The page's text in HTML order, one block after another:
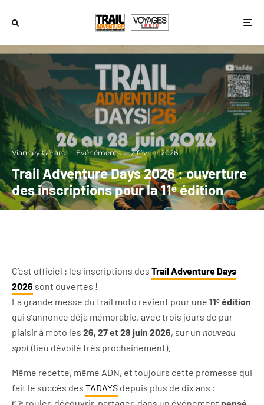
Vianney Gérard · Evénéments · 2 février 2026
Trail Adventure Days 2026 : ouverture
des inscriptions pour la 11ᵉ édition
C’est officiel : les inscriptions des Trail Adventure Days
2026 sont ouvertes !
La grande messe du trail moto revient pour une 11ᵉ édition
qui s’annonce déjà mémorable, avec trois jours de pur
plaisir à moto les 26, 27 et 28 juin 2026, sur un nouveau
spot(lieu dévoilé très prochainement).
Même recette, même ADN, et toujours cette promesse qui
fait le succès des TADAYS depuis plus de dix ans :